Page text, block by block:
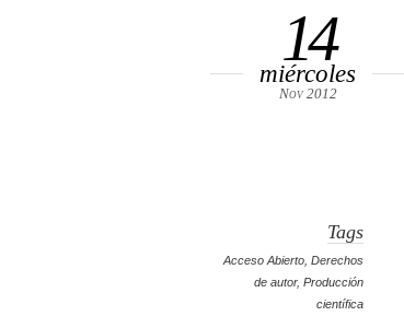
14
miércoles
Nov 2012
Tags
Acceso Abierto,Derechos
de autor,Producción
científica